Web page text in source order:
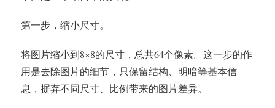
第一步，缩小尺寸。
将图片缩小到8×8的尺寸，总共64个像素。这一步的作
用是去除图片的细节，只保留结构、明暗等基本信
息，摒弃不同尺寸、比例带来的图片差异。